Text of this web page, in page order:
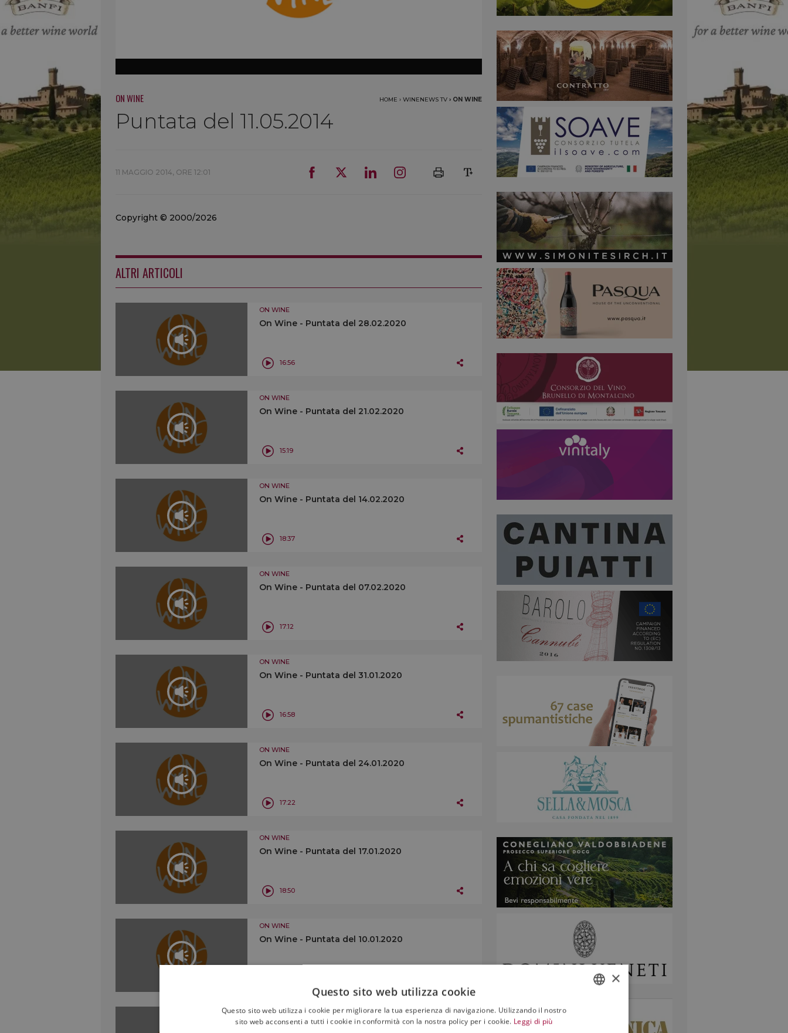
ON WINE HOME › WINENEWS TV › ON WINE
Puntata del 11.05.2014
11 MAGGIO 2014, ORE 12:01
Copyright © 2000/2026
ALTRI ARTICOLI
ON WINE
On Wine - Puntata del 28.02.2020
16:56
ON WINE
On Wine - Puntata del 21.02.2020
15:19
ON WINE
On Wine - Puntata del 14.02.2020
18:37
ON WINE
On Wine - Puntata del 07.02.2020
17:12
ON WINE
On Wine - Puntata del 31.01.2020
16:58
ON WINE
On Wine - Puntata del 24.01.2020
17:22
ON WINE
On Wine - Puntata del 17.01.2020
18:50
ON WINE
On Wine - Puntata del 10.01.2020
ON WINE
On Wine - Puntata del 03.01.2020
×
Questo sito web utilizza cookie
Questo sito web utilizza i cookie per migliorare la tua esperienza di navigazione. Utilizzando il nostro
sito web acconsenti a tutti i cookie in conformità con la nostra policy per i cookie. Leggi di più